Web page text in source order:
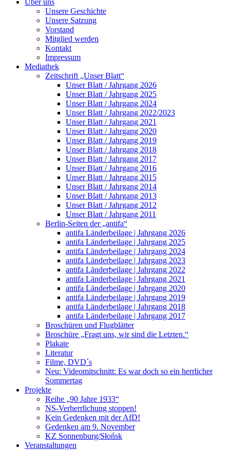
Unsere Geschichte
Unsere Satzung
Vorstand
Mitglied werden
Kontakt
Impressum
Mediathek
Zeitschrift „Unser Blatt“
Unser Blatt / Jahrgang 2026
Unser Blatt / Jahrgang 2025
Unser Blatt / Jahrgang 2024
Unser Blatt / Jahrgang 2022/2023
Unser Blatt / Jahrgang 2021
Unser Blatt / Jahrgang 2020
Unser Blatt / Jahrgang 2019
Unser Blatt / Jahrgang 2018
Unser Blatt / Jahrgang 2017
Unser Blatt / Jahrgang 2016
Unser Blatt / Jahrgang 2015
Unser Blatt / Jahrgang 2014
Unser Blatt / Jahrgang 2013
Unser Blatt / Jahrgang 2012
Unser Blatt / Jahrgang 2011
Berlin-Seiten der „antifa“
antifa Länderbeilage | Jahrgang 2026
antifa Länderbeilage | Jahrgang 2025
antifa Länderbeilage | Jahrgang 2024
antifa Länderbeilage | Jahrgang 2023
antifa Länderbeilage | Jahrgang 2022
antifa Länderbeilage | Jahrgang 2021
antifa Länderbeilage | Jahrgang 2020
antifa Länderbeilage | Jahrgang 2019
antifa Länderbeilage | Jahrgang 2018
antifa Länderbeilage | Jahrgang 2017
Broschüren und Flugblätter
Broschüre „Fragt uns, wir sind die Letzten.“
Plakate
Literatur
Filme, DVD´s
Neu: Videomitschnitt: Es war doch so ein herrlicher
Sommertag
Projekte
Reihe „90 Jahre 1933“
NS-Verherrlichung stoppen!
Kein Gedenken mit der AfD!
Gedenken am 9. November
KZ Sonnenburg/Słońsk
Veranstaltungen